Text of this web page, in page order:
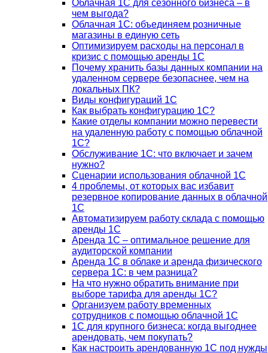
Облачная 1С для сезонного бизнеса – в
чем выгода?
Облачная 1С: объединяем розничные
магазины в единую сеть
Оптимизируем расходы на персонал в
кризис с помощью аренды 1С
Почему хранить базы данных компании на
удаленном сервере безопаснее, чем на
локальных ПК?
Виды конфигураций 1С
Как выбрать конфигурацию 1С?
Какие отделы компании можно перевести
на удаленную работу с помощью облачной
1С?
Обслуживание 1С: что включает и зачем
нужно?
Сценарии использования облачной 1С
4 проблемы, от которых вас избавит
резервное копирование данных в облачной
1С
Автоматизируем работу склада с помощью
аренды 1С
Аренда 1С – оптимальное решение для
аудиторской компании
Аренда 1С в облаке и аренда физического
сервера 1С: в чем разница?
На что нужно обратить внимание при
выборе тарифа для аренды 1С?
Организуем работу временных
сотрудников с помощью облачной 1С
1С для крупного бизнеса: когда выгоднее
арендовать, чем покупать?
Как настроить арендованную 1С под нужды